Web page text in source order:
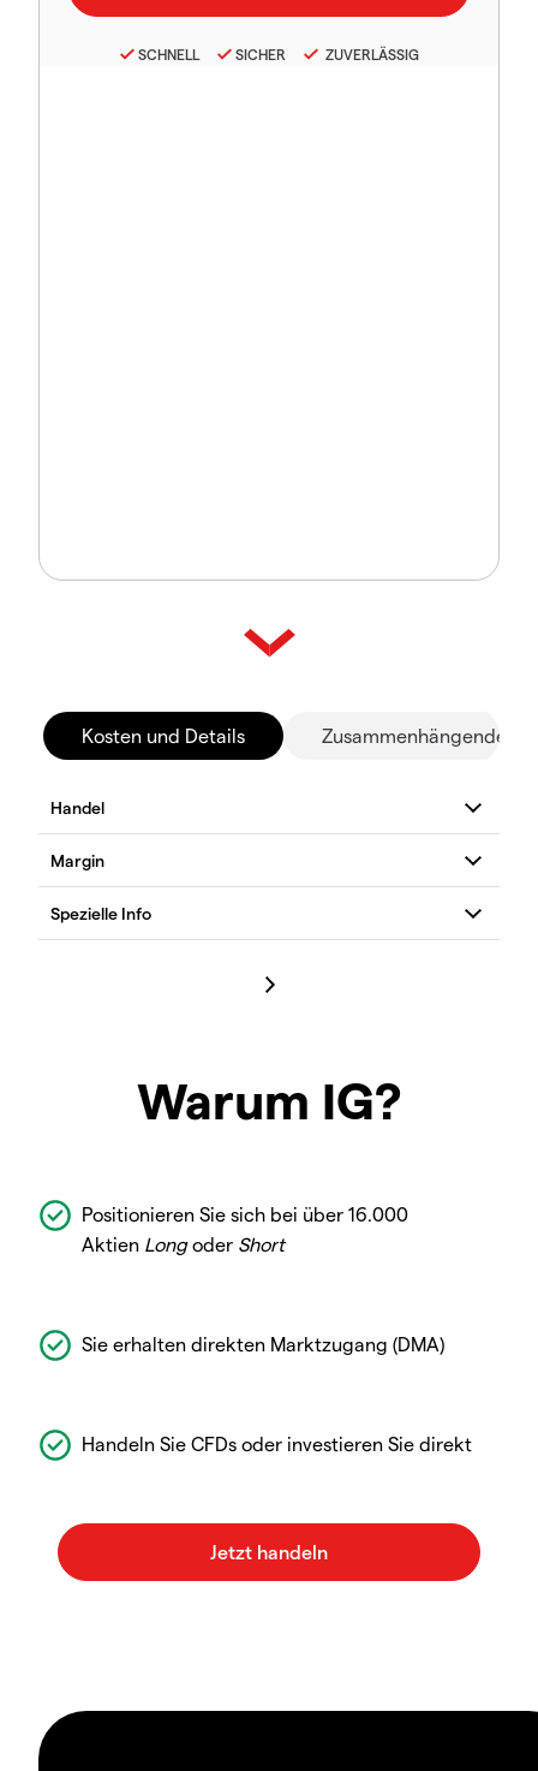
SCHNELL SICHER ZUVERLÄSSIG
Kosten und Details Zusammenhängende
Warum IG?
Positionieren Sie sich bei über 16.000
Aktien Longoder Short
Sie erhalten direkten Marktzugang (DMA)
Handeln Sie CFDs oder investieren Sie direkt